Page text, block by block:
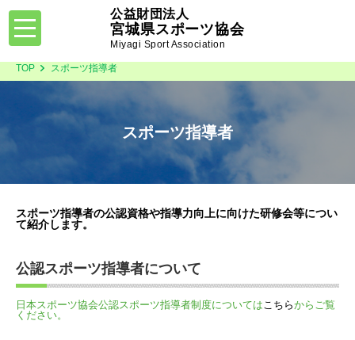
公益財団法人
宮城県スポーツ協会
Miyagi Sport Association
toggle
navigation
TOP スポーツ指導者
スポーツ指導者
スポーツ指導者の公認資格や指導力向上に向けた研修会等につい
て紹介します。
公認スポーツ指導者について
日本スポーツ協会公認スポーツ指導者制度についてはこちらからご覧
ください。